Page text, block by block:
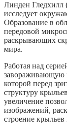
Линден Гледхилл
исследует
Образование в
передовой
раскрывающих
мира.
Работая над
завораживающую
которой перед
структуру
увеличение
изображений,
строение